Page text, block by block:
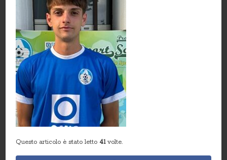
Questo articolo è stato letto 41volte.